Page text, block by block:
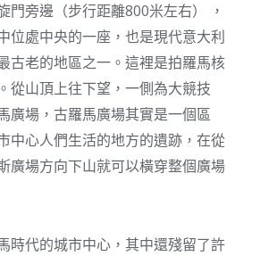
門旁邊（步行距離800米左右） ，
位處中央的一座，也是現代意大利
古老的地區之一。這裡是拍羅馬核
從山頂上往下望，一側為大競技
廣場，古羅馬廣場其實是一個區
中心人們生活的地方的遺跡，在從
廣場方向下山就可以橫穿整個廣場
時代的城市中心，其中還殘留了許